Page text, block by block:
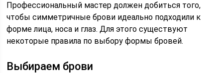
Профессиональный мастер должен добиться того,
чтобы симметричные брови идеально подходили к
форме лица, носа и глаз. Для этого существуют
некоторые правила по выбору формы бровей.
Выбираем брови